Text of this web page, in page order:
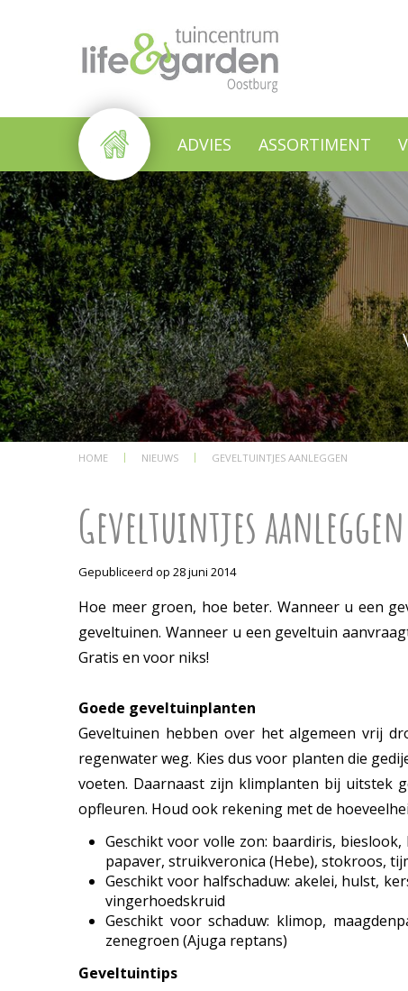
HOME NIEUWS GEVELTUINTJES AANLEGGEN
ADVIES ASSORTIMENT
Geveltuintjes aanleggen
Gepubliceerd op 28 juni 2014
Hoe meer groen, hoe beter. Wanneer u een
geveltuinen. Wanneer u een geveltuin
Gratis en voor niks!
Goede geveltuinplanten
Geveltuinen hebben over het algemeen vrij
regenwater weg. Kies dus voor planten die
voeten. Daarnaast zijn klimplanten bij uitstek
opfleuren. Houd ook rekening met de
Geschikt voor volle zon: baardiris,
papaver, struikveronica (Hebe), stokroos,
Geschikt voor halfschaduw: akelei, hulst,
vingerhoedskruid
Geschikt voor schaduw: klimop,
zenegroen (Ajuga reptans)
Geveltuintips